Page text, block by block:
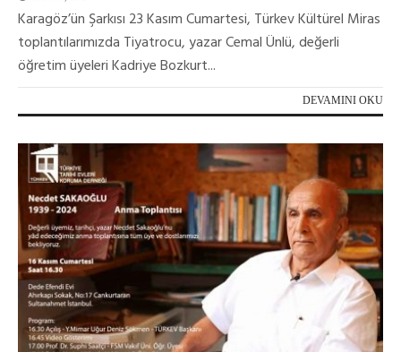
Karagöz’ün Şarkısı 23 Kasım Cumartesi, Türkev Kültürel Miras
toplantılarımızda Tiyatrocu, yazar Cemal Ünlü, değerli
öğretim üyeleri Kadriye Bozkurt...
DEVAMINI OKU